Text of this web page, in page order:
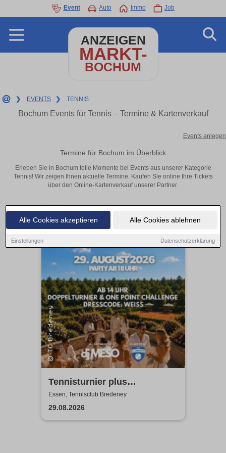
Alle Cookies akzeptieren Alle Cookies ablehnen
Einstellungen Datenschutzerklärung
Event Auto Immo Job
ANZEIGEN
MARKT-
BOCHUM
❯ EVENTS ❯ TENNIS
Bochum Events für Tennis – Termine & Kartenverkauf
Events anlegen
Termine für Bochum im Überblick
Erleben Sie in Bochum tolle Momente bei Events aus unserer Kategorie
Tennis! Wir zeigen Ihnen aktuelle Termine. Kaufen Sie online Ihre Tickets
über den Online-Kartenverkauf unserer Partner.
14:00 Uhr
Tennisturnier plus
Wimbledon Chic Party
Essen, Tennisclub Bredeney
29.08.2026